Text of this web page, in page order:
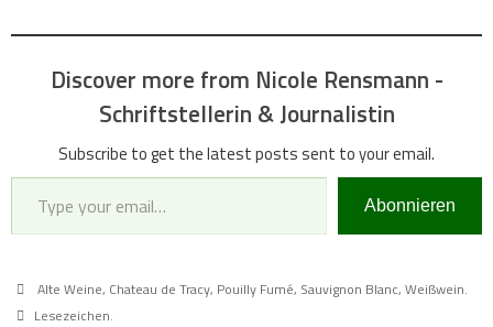
Discover more from Nicole Rensmann -
Schriftstellerin & Journalistin
Subscribe to get the latest posts sent to your email.
Type your email…
Abonnieren
Alte Weine, Chateau de Tracy, Pouilly Fumé, Sauvignon Blanc, Weißwein.
Lesezeichen.